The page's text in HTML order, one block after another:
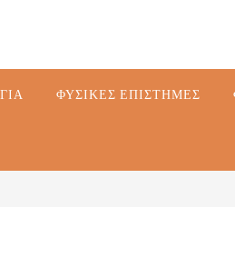
ΦΥΣΙΚΈΣ ΕΠΙΣΤΉΜΕΣ